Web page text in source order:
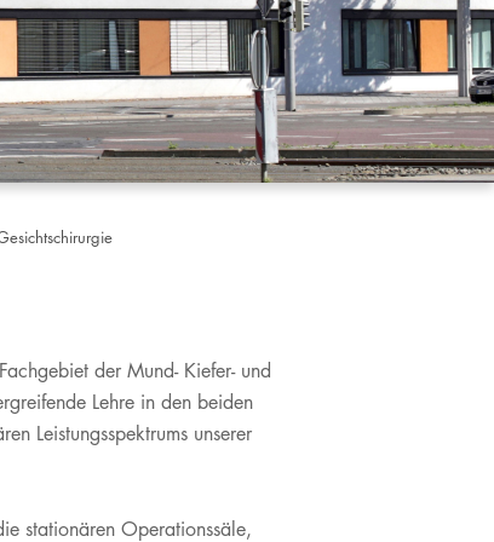
der Mund- Kiefer- und
Lehre in den beiden
Leistungsspektrums unserer
stationären Operationssäle,